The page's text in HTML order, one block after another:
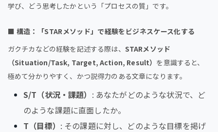
学び、どう思考したかという「プロセスの質」です。
■ 構造：「STARメソッド」で経験をビジネスケース化する
ガクチカなどの経験を記述する際は、 STARメソッド
（Situation/Task, Target, Action, Result） を意識すると、
極めて分かりやすく、かつ説得力のある文章になります。
S/T（状況・課題） : あなたがどのような状況で、ど
のような課題に直面したか。
T（目標） : その課題に対し、どのような目標を掲げ